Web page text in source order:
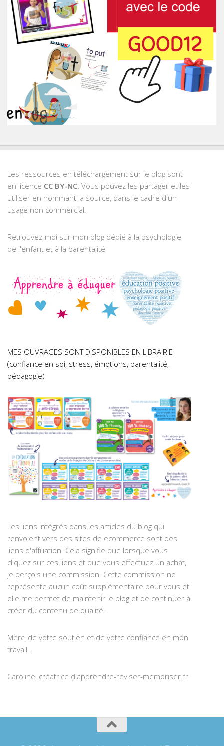
Les ressources en téléchargement sur le blog sont
en licence CC BY-NC . Vous pouvez les partager et les
utiliser en nommant la source, dans le cadre d'un
usage non commercial.
Retrouvez-moi sur mon blog dédié à la psychologie
de l'enfant et à la parentalité
MES OUVRAGES SONT DISPONIBLES EN LIBRAIRIE
(confiance en soi, stress, émotions, parentalité,
pédagogie)
Les liens intégrés dans les articles du blog qui
renvoient vers des sites de ecommerce sont des
liens d'affiliation. Cela signifie que lorsque vous
cliquez sur ces liens et que vous effectuez un achat,
je perçois une commission. Cette commission ne
représente aucun coût supplémentaire pour vous et
elle me permet de maintenir le blog et de continuer à
créer du contenu de qualité.
Merci de votre soutien et de votre confiance en mon
travail.
Caroline, créatrice d'apprendre-reviser-memoriser.fr